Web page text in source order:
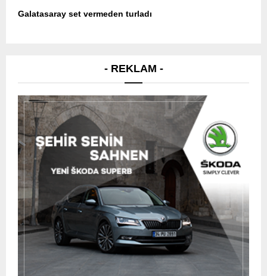
Galatasaray set vermeden turladı
- REKLAM -